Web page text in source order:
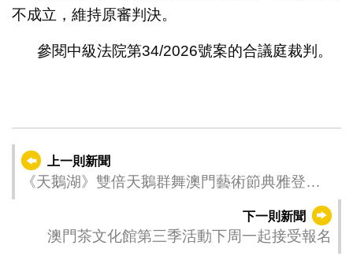
不成立，維持原審判決。
參閱中級法院第34/2026號案的合議庭裁判。
上一則新聞
《天鵝湖》雙倍天鵝群舞澳門藝術節典雅登場
下一則新聞
澳門茶文化館第三季活動下周一起接受報名